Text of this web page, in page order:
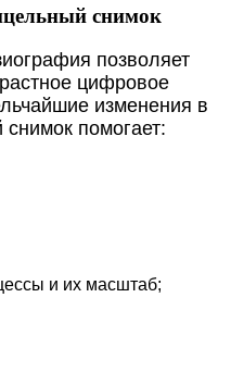
снимок
позволяет
цифровое
изменения в
снимок помогает:
и их масштаб;